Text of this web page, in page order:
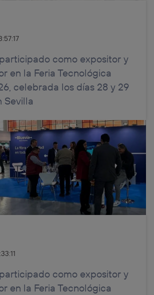
como expositor y
en la Feria Tecnológica
celebrada los días 28 y 29
Sevilla
como expositor y
en la Feria Tecnológica